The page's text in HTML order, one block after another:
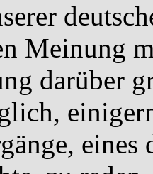
Meinung
darüber